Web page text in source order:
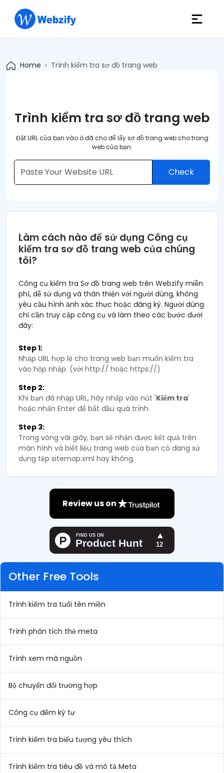
Home Trình kiểm tra sơ đồ trang web
Trình kiểm tra sơ đồ trang web
Đặt URL của bạn vào ô đã cho để lấy sơ đồ trang web cho trang
web của bạn.
Check
Làm cách nào để sử dụng Công cụ
kiểm tra sơ đồ trang web của chúng
tôi?
Công cụ kiểm tra Sơ đồ trang web trên Webzify miễn
phí, dễ sử dụng và thân thiện với người dùng, không
yêu cầu hình ảnh xác thực hoặc đăng ký. Người dùng
chỉ cần truy cập công cụ và làm theo các bước dưới
đây:
Step 1:
Nhập URL hợp lệ cho trang web bạn muốn kiểm tra
vào hộp nhập. (với http:// hoặc https://)
Step 2:
Khi bạn đã nhập URL, hãy nhấp vào nút 'Kiểm tra'
hoặc nhấn Enter để bắt đầu quá trình.
Step 3:
Trong vòng vài giây, bạn sẽ nhận được kết quả trên
màn hình và biết liệu trang web của bạn có đang sử
dụng tệp sitemap.xml hay không.
Review us on
Other Free Tools
Trình kiểm tra tuổi tên miền
Trình phân tích thẻ meta
Trình xem mã nguồn
Bộ chuyển đổi trường hợp
Công cụ đếm ký tự
Trình kiểm tra biểu tượng yêu thích
Trình kiểm tra tiêu đề và mô tả Meta